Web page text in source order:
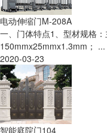
电动伸缩门M-208A
一、门体特点1、型材规格
150mmx25mmx1.3mm； ...
2020-03-23
智能庭院门104